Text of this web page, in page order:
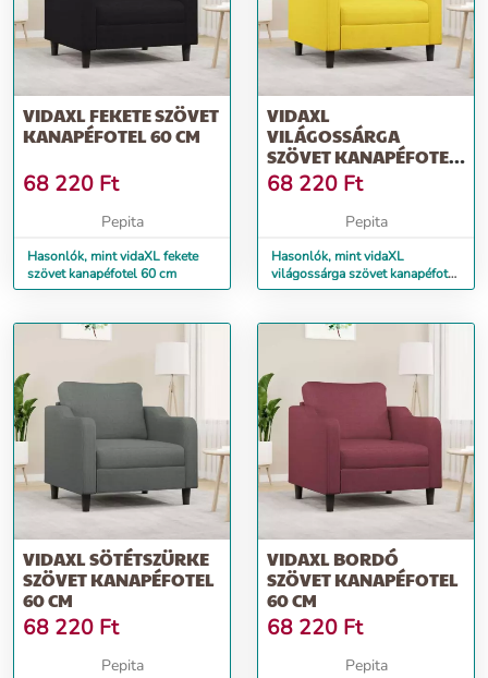
VIDAXL FEKETE SZÖVET
KANAPÉFOTEL 60 CM
68 220 Ft
Pepita
Hasonlók, mint vidaXL fekete
szövet kanapéfotel 60 cm
VIDAXL
VILÁGOSSÁRGA
SZÖVET KANAPÉFOTEL
60 CM
68 220 Ft
Pepita
Hasonlók, mint vidaXL
világossárga szövet kanapéfotel
60 cm
VIDAXL SÖTÉTSZÜRKE
SZÖVET KANAPÉFOTEL
60 CM
68 220 Ft
Pepita
VIDAXL BORDÓ
SZÖVET KANAPÉFOTEL
60 CM
68 220 Ft
Pepita